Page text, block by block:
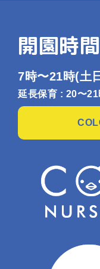
開園時
7時〜21時(土
延長保育 : 20〜21